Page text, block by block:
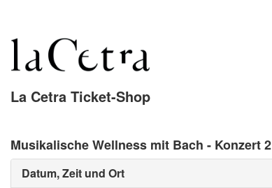
La Cetra Ticket-Shop
Musikalische Wellness mit Bach - Konzert 2
Datum, Zeit und Ort